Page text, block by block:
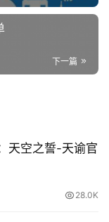
下一篇
天空之誓-天谕官
28.0K